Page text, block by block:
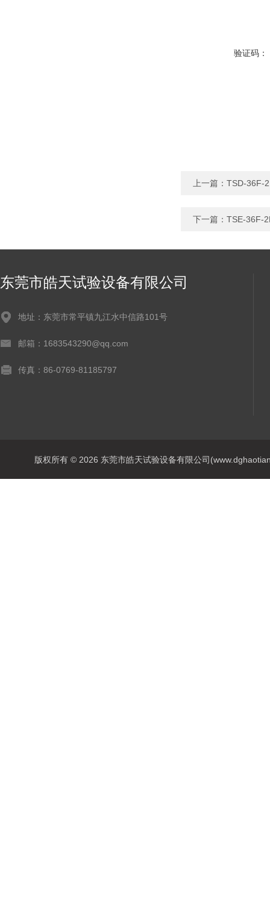
验证码：
上一篇： TSD-36F-
下一篇： TSE-36F-
东莞市皓天试验设备有限公司
地址：东莞市常平镇九江水中信路101号
邮箱：1683543290@qq.com
传真：86-0769-81185797
版权所有 © 2026 东莞市皓天试验设备有限公司